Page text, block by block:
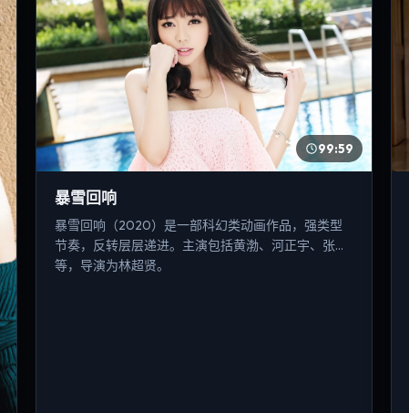
99:59
暴雪回响
暴雪回响（2020）是一部科幻类动画作品，强类型
节奏，反转层层递进。主演包括黄渤、河正宇、张译
等，导演为林超贤。